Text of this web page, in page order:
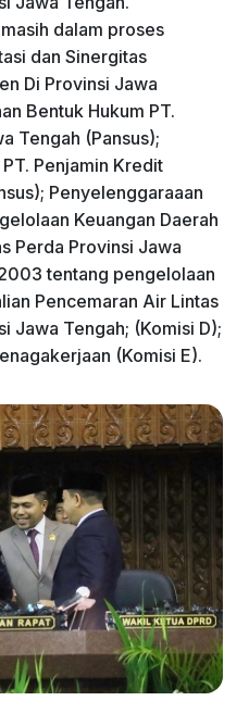
dalam proses
dan Sinergitas
Di Provinsi Jawa
Bentuk Hukum PT.
Tengah (Pansus);
Penjamin Kredit
Penyelenggaraaan
Keuangan Daerah
Perda Provinsi Jawa
tentang pengelolaan
Pencemaran Air Lintas
Jawa Tengah; (Komisi D);
(Komisi E).